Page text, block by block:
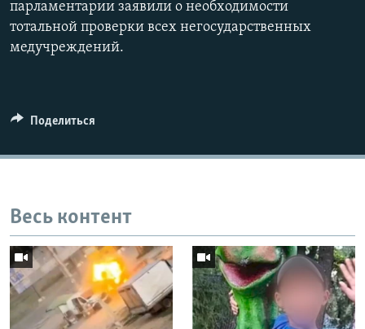
1080p
парламентарии заявили о необходимости
тотальной проверки всех негосударственных
медучреждений.
Поделиться
Весь контент